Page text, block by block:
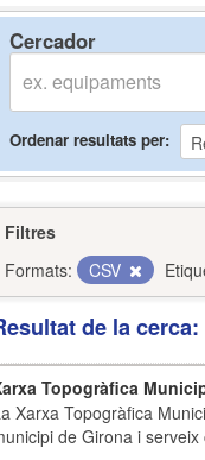
Cercador
Ordenar resultats per
Filtres
Formats:
CSV
de la
Topogràfica
Xarxa Topogràfica
de Girona i